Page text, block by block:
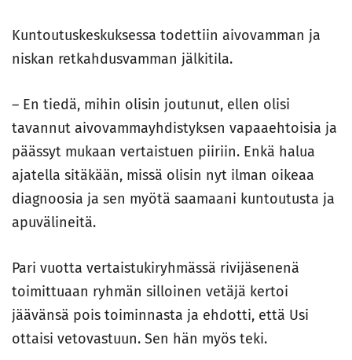
Kuntoutuskeskuksessa todettiin aivovamman ja
niskan retkahdusvamman jälkitila.
– En tiedä, mihin olisin joutunut, ellen olisi
tavannut aivovammayhdistyksen vapaaehtoisia ja
päässyt mukaan vertaistuen piiriin. Enkä halua
ajatella sitäkään, missä olisin nyt ilman oikeaa
diagnoosia ja sen myötä saamaani kuntoutusta ja
apuvälineitä.
Pari vuotta vertaistukiryhmässä rivijäsenenä
toimittuaan ryhmän silloinen vetäjä kertoi
jäävänsä pois toiminnasta ja ehdotti, että Usi
ottaisi vetovastuun. Sen hän myös teki.